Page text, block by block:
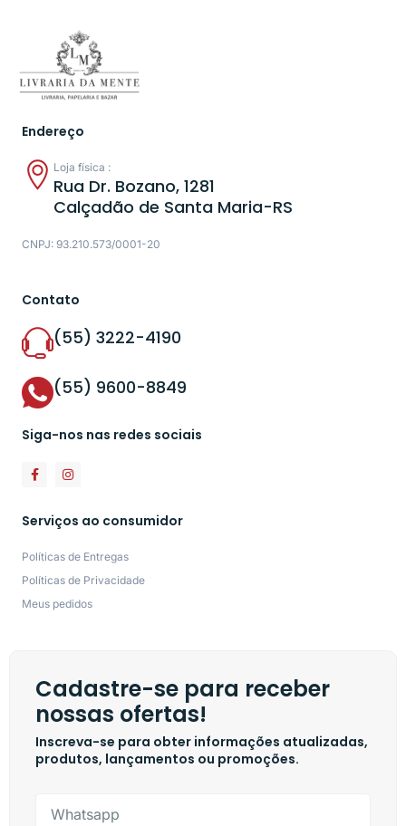
Endereço
Loja física :
Rua Dr. Bozano, 1281
Calçadão de Santa Maria-RS
CNPJ: 93.210.573/0001-20
Contato
(55) 3222-4190
(55) 9600-8849
Siga-nos nas redes sociais
Serviços ao consumidor
Políticas de Entregas
Políticas de Privacidade
Meus pedidos
Cadastre-se para receber
nossas ofertas!
Inscreva-se para obter informações atualizadas,
produtos, lançamentos ou promoções.